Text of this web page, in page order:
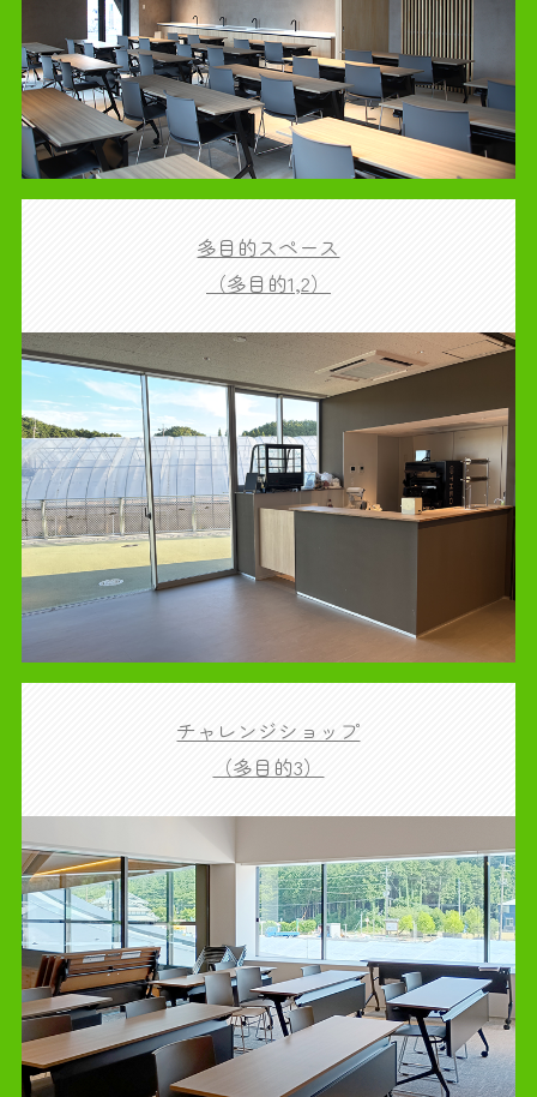
多目的スペース
（多目的1,2）
チャレンジショップ
（多目的3）